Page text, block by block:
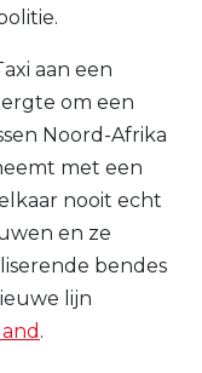
aan een
om een
Noord-Afrika
met een
nooit echt
en ze
bendes
lijn
.